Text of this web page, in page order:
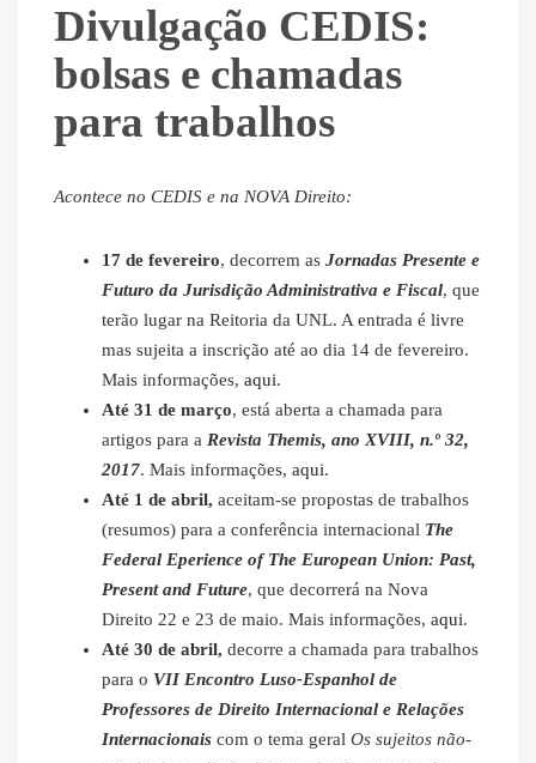
Divulgação CEDIS:
bolsas e chamadas
para trabalhos
Acontece no CEDIS e na NOVA Direito:
17 de fevereiro, decorrem as Jornadas Presente e
Futuro da Jurisdição Administrativa e Fiscal, que
terão lugar na Reitoria da UNL. A entrada é livre
mas sujeita a inscrição até ao dia 14 de fevereiro.
Mais informações, aqui.
Até 31 de março, está aberta a chamada para
artigos para a Revista Themis, ano XVIII, n.º 32,
2017. Mais informações, aqui.
Até 1 de abril, aceitam-se propostas de trabalhos
(resumos) para a conferência internacional The
Federal Eperience of The European Union: Past,
Present and Future, que decorrerá na Nova
Direito 22 e 23 de maio. Mais informações, aqui.
Até 30 de abril, decorre a chamada para trabalhos
para o VII Encontro Luso-Espanhol de
Professores de Direito Internacional e Relações
Internacionais com o tema geral Os sujeitos não-